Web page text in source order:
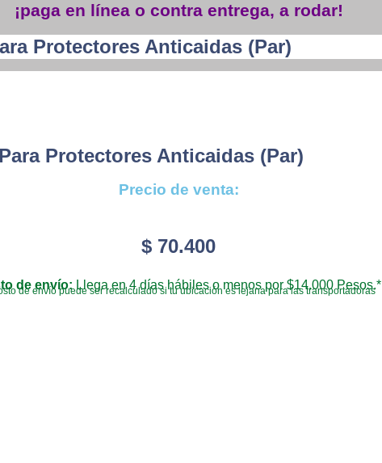
¡paga en línea o contra entrega, a rodar!
Protectores Anticaidas (par)
Protectores Anticaidas (par)
Precio de venta:
$ 70.400
de envío: Llega en 4 días hábiles o menos por $14.000 Pesos.*
de envío puede ser recalculado si tu ubicación es lejana para las transportadoras